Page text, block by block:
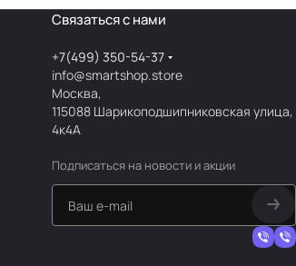
Связаться с нами
+7(499) 350-54-37
info@smartshop.store
Москва,
115088 Шарикоподшипниковская улица,
4к4А
Подписаться на новости и акции